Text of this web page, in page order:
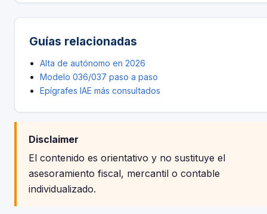
Guías relacionadas
Alta de autónomo en 2026
Modelo 036/037 paso a paso
Epígrafes IAE más consultados
Disclaimer
El contenido es orientativo y no sustituye el
asesoramiento fiscal, mercantil o contable
individualizado.